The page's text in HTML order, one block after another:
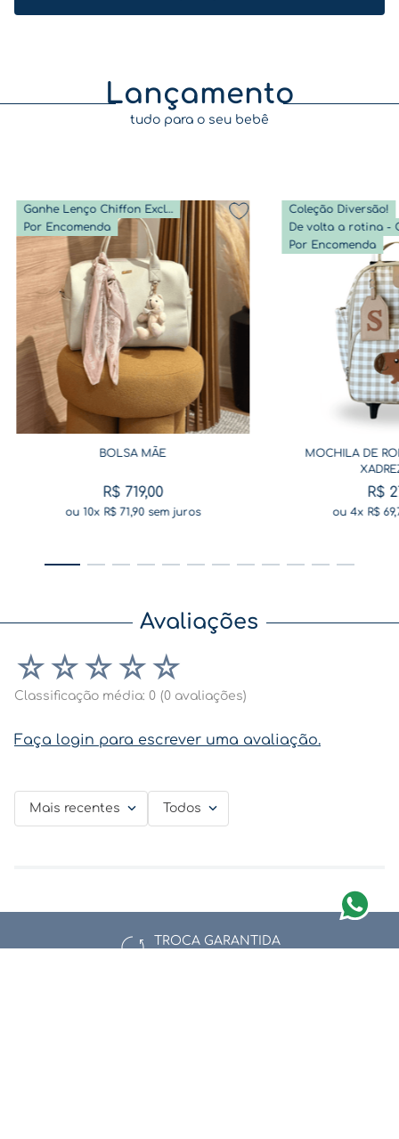
Lançamento
tudo para o seu bebê
Ganhe Lenço Chiffon Exclusivo
Por Encomenda
BOLSA MÃE
R$ 719,00
ou10x R$ 71,90sem juros
Coleção Diversão!
Por Encomenda
MOCHILA DE
R$
ou 4x R$ 69,
Avaliações
☆ ☆ ☆ ☆ ☆
Classificação média: 0 (0 avaliações)
Faça login para escrever uma avaliação.
Mais recentes Todos
TROCA GARANTIDA